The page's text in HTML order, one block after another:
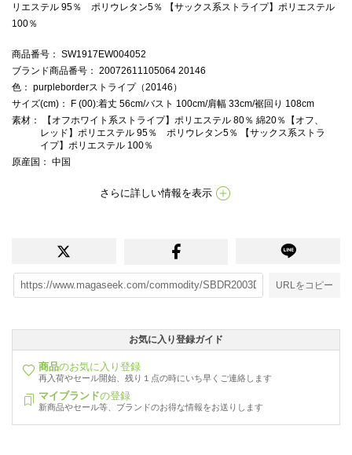
リエステル 95％ ポリウレタン5％ 【サックス系ストライプ】ポリエステル
100％
商品番号 ： SW1917EW004052
ブランド商品番号 ： 20072611105064 20146
色 ： purpleborderストライプ（20146）
サイズ(cm) ： F (00):着丈 56cm/バスト 100cm/肩幅 33cm/裾回り 108cm
素材 ： 【オフホワイト系ストライプ】ポリエステル 80％ 綿20％【オフ、
レッド】ポリエステル 95％ ポリウレタン5％ 【サックス系ストラ
イプ】ポリエステル 100％
原産国 ： 中国
さらに詳しい情報を表示
URLをコピー
お気に入り登録ガイド
商品のお気に入り登録
再入荷やセール開始、残り１点の時にいち早くご連絡します
マイブランドの登録
新商品やセール等、ブランドのお得な情報をお送りします